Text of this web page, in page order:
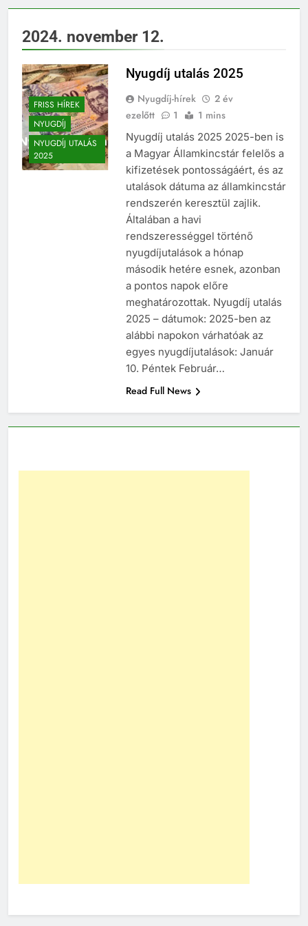
2024. november 12.
FRISS HÍREK
NYUGDÍJ
NYUGDÍJ UTALÁS
2025
Nyugdíj utalás 2025
Nyugdíj-hírek
2 év
ezelőtt
1 1 mins
Nyugdíj utalás 2025 2025-ben is
a Magyar Államkincstár felelős a
kifizetések pontosságáért, és az
utalások dátuma az államkincstár
rendszerén keresztül zajlik.
Általában a havi
rendszerességgel történő
nyugdíjutalások a hónap
második hetére esnek, azonban
a pontos napok előre
meghatározottak. Nyugdíj utalás
2025 – dátumok: 2025-ben az
alábbi napokon várhatóak az
egyes nyugdíjutalások: Január
10. Péntek Február…
Read Full News